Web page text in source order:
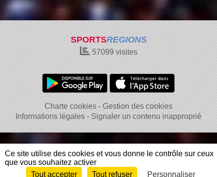
SPORTSREGIONS
57099 visites
Charte cookies
Gestion des cookies
Informations légales
Signaler un contenu inapproprié
Envie de participer ? Connexion
Ce site utilise des cookies et vous donne le contrôle sur ceux
que vous souhaitez activer
Tout accepter
Tout refuser Personnaliser